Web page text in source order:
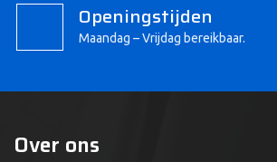
Openingstijden
Maandag – Vrijdag bereikbaar.
Over ons